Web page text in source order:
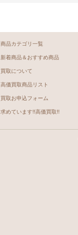
商品カテゴリ一覧
新着商品＆おすすめ商品
買取について
高価買取商品リスト
買取お申込フォーム
求めています!!高価買取!!